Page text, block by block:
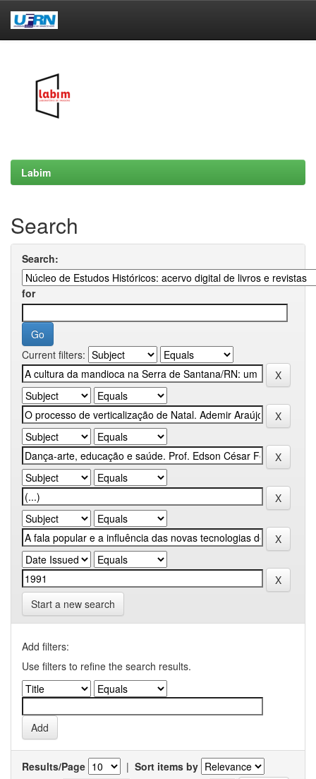
Labim
Search
Search:
for
Current filters:
Start a new search
Add filters:
Use filters to refine the search results.
Results/Page | Sort items by